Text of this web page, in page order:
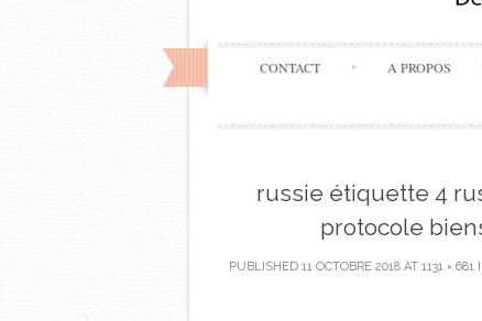
CONTACT A PROPOS
russie étiquette 4
protocole
PUBLISHED 11 OCTOBRE 2018 AT 1131 × 681